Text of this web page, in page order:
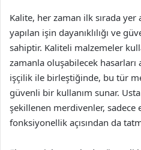
Kalite, her zaman ilk sırada yer
yapılan işin dayanıklılığı ve
sahiptir. Kaliteli malzemeler
zamanla oluşabilecek
işçilik ile birleştiğinde, bu tür
güvenli bir kullanım sunar.
şekillenen merdivenler, sadece
fonksiyonellik açısından da